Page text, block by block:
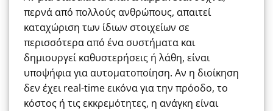
περνά από πολλούς ανθρώπους, απαιτεί
καταχώριση των ίδιων στοιχείων σε
περισσότερα από ένα συστήματα και
δημιουργεί καθυστερήσεις ή λάθη, είναι
υποψήφια για αυτοματοποίηση. Αν η διοίκηση
δεν έχει real-time εικόνα για την πρόοδο, το
κόστος ή τις εκκρεμότητες, η ανάγκη είναι